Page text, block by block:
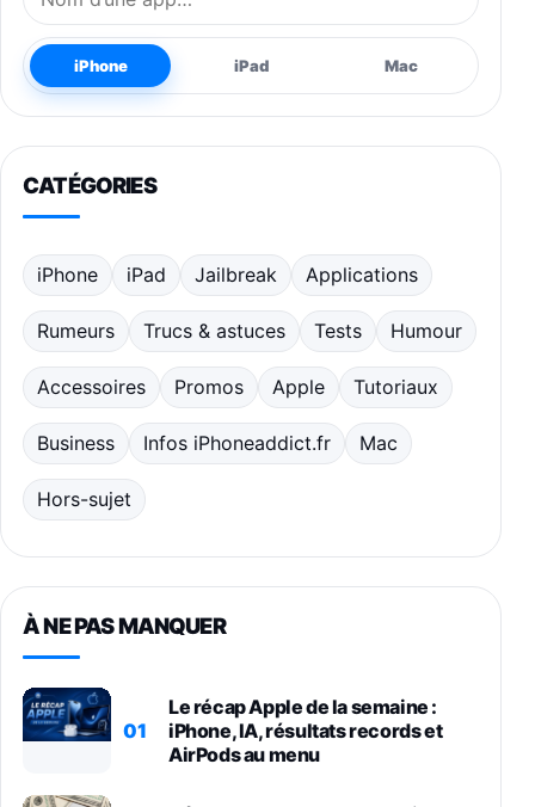
iPhone iPad Mac
CATÉGORIES
iPhone iPad Jailbreak Applications
Rumeurs Trucs & astuces Tests Humour
Accessoires Promos Apple Tutoriaux
Business Infos iPhoneaddict.fr Mac
Hors-sujet
À NE PAS MANQUER
01
Le récap Apple de la semaine :
iPhone, IA, résultats records et
AirPods au menu